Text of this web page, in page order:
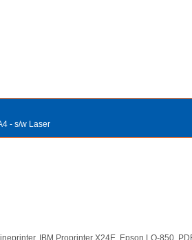
- s/w Laser
IBM Proprinter X24E, Epson LQ-850,